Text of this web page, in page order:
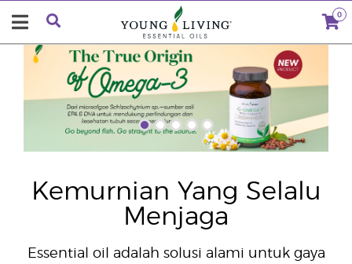
0
Kemurnian Yang Selalu
Menjaga
Essential oil adalah solusi alami untuk gaya